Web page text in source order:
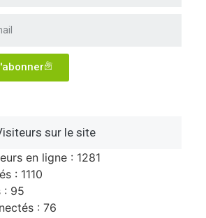
sur le site
en ligne : 1281
: 1110
: 95
: 76